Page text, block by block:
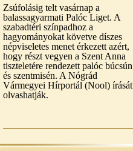
Zsúfolásig telt vasárnap a
balassagyarmati Palóc Liget. A
szabadtéri színpadhoz a
hagyományokat követve díszes
népviseletes menet érkezett azért,
hogy részt vegyen a Szent Anna
tiszteletére rendezett palóc búcsún
és szentmisén. A Nógrád
Vármegyei Hírportál (Nool) írását
olvashatják.